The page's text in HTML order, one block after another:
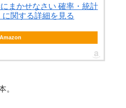
まかせなさい 確率・統計
関する詳細を見る
Amazon
。